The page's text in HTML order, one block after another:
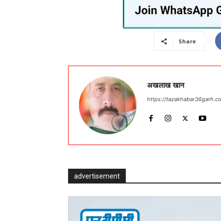
Share
अखलाख खान
https://
advertisement